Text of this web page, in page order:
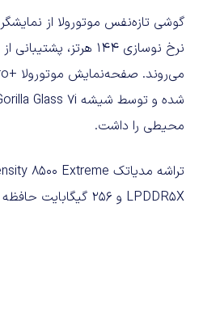
محیطی را داشت.
LPDDR5X و ۲۵۶ گیگابایت حافظه UFS 4.1 در بطن این گوشی تعبیه شده تا سرعت بالایی را تجربه کنید.